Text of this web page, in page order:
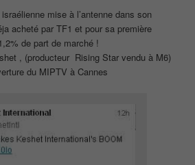
mise à l’antenne dans son
acheté par TF1 et pour sa première
de part de marché !
, (producteur Rising Star vendu à M6)
du MIPTV à Cannes